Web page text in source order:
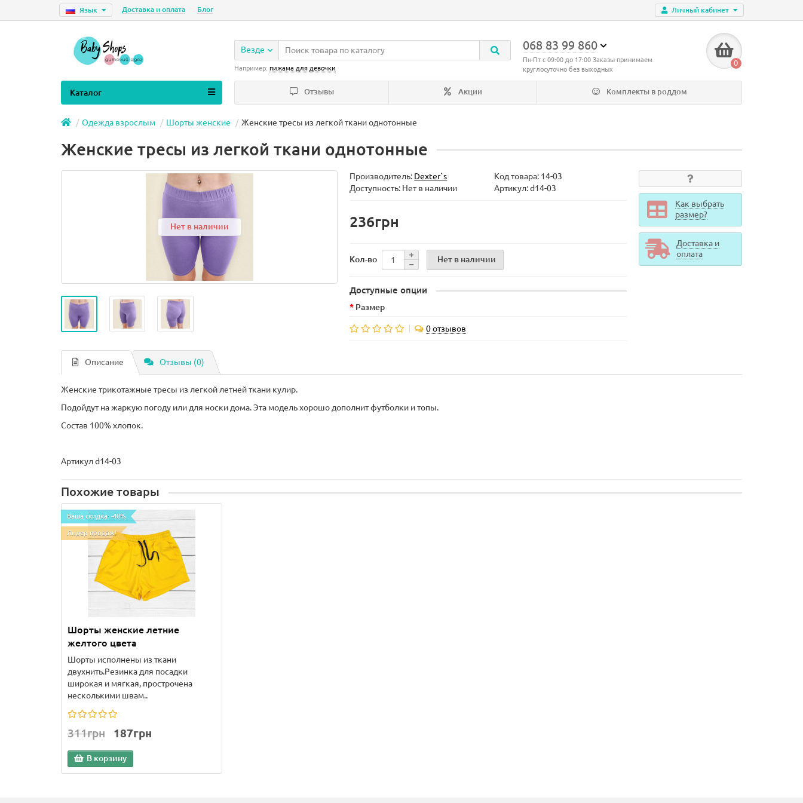
Личный кабинет
Язык Доставка и оплата Блог
068 83 99 860
Пн-Пт с 09:00 до 17:00 Заказы принимаем
круглосуточно без выходных
0
Везде
Например: пижама для девочки
Отзывы Акции Комплекты в роддом
Каталог
Одежда взрослым Шорты женские Женские тресы из легкой ткани однотонные
Женские тресы из легкой ткани однотонные
Нет в наличии
Производитель: Dexter`s Код товара: 14-03
Доступность: Нет в наличии
Артикул: d14-03
236грн
Кол-во Нет в наличии
Доступные опции
Размер
0 отзывов
Как выбрать
размер?
Доставка и
оплата
Описание Отзывы (0)
Женские трикотажные тресы из легкой летней ткани кулир.
Подойдут на жаркую погоду или для носки дома. Эта модель хорошо дополнит футболки и топы.
Состав 100% хлопок.
Артикул d14-03
Похожие товары
Ваша скидка: -40%
Лидер продаж!
Шорты женские летние
желтого цвета
Шорты исполнены из ткани
двухнить.Резинка для посадки
широкая и мягкая, прострочена
несколькими швам..
311грн 187грн
В корзину